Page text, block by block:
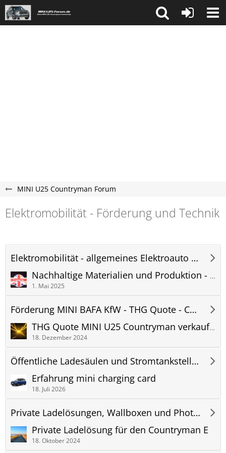
MINI U25 Countryman Forum
Elektromobilität - Förderung und Technik
Elektromobilität - allgemeines Elektroauto Forum
Nachhaltige Materialien und Produktion - allgemeine Diskussion MINI und Elektroauto Fremdfabrikate
1. Mai 2025
Förderung MINI BAFA KfW - THG Quote - Countryman U25 Forum
THG Quote MINI U25 Countryman verkaufen - Treibhausgas CO2 - Vergleich Prämie Forum
18. Dezember 2024
Öffentliche Ladesäulen und Stromtankstellen
Erfahrung mini charging card
18. Juli 2026
Private Ladelösungen, Wallboxen und Photovoltaik (PV) Anlagen
Private Ladelösung für den Countryman E
18. Oktober 2024